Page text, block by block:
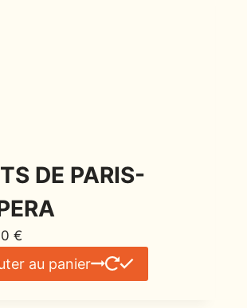
DE PARIS-
€
au panier